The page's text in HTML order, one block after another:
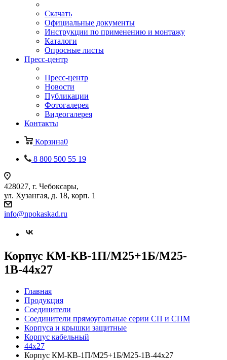
Скачать
Официальные документы
Инструкции по применению и монтажу
Каталоги
Опросные листы
Пресс-центр
Пресс-центр
Новости
Публикации
Фотогалерея
Видеогалерея
Контакты
Корзина0
8 800 500 55 19
428027, г. Чебоксары,
ул. Хузангая, д. 18, корп. 1
info@npokaskad.ru
Корпус КМ-КВ-1П/М25+1Б/М25-
1В-44х27
Главная
Продукция
Соединители
Соединители прямоугольные серии СП и СПМ
Корпуса и крышки защитные
Корпус кабельный
44х27
Корпус КМ-КВ-1П/М25+1Б/М25-1В-44х27